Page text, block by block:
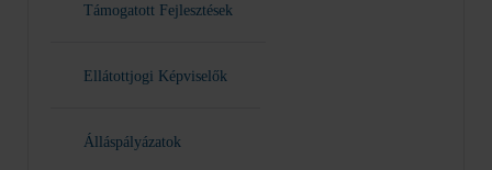
Támogatott Fejlesztések
Ellátottjogi Képviselők
Álláspályázatok